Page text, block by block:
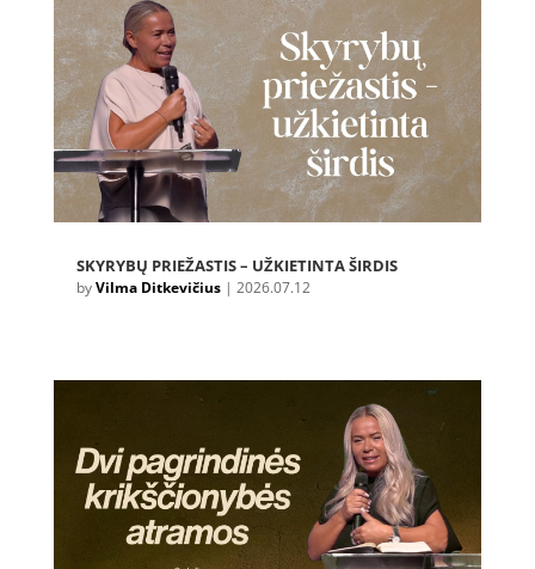
SKYRYBŲ PRIEŽASTIS – UŽKIETINTA ŠIRDIS
byVilma Ditkevičius| 2026.07.12